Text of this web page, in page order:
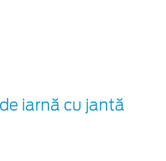
iarnă cu jantă